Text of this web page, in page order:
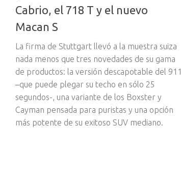
Cabrio, el 718 T y el nuevo
Macan S
La firma de Stuttgart llevó a la muestra suiza
nada menos que tres novedades de su gama
de productos: la versión descapotable del 911
–que puede plegar su techo en sólo 25
segundos-, una variante de los Boxster y
Cayman pensada para puristas y una opción
más potente de su exitoso SUV mediano.